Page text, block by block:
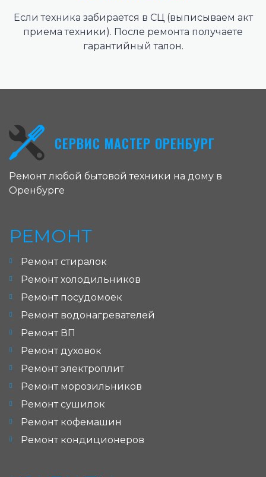
Если техника забирается в СЦ (выписываем акт
приема техники). После ремонта получаете
гарантийный талон.
СЕРВИС МАСТЕР ОРЕНБУРГ
Ремонт любой бытовой техники на дому в
Оренбурге
РЕМОНТ
Ремонт стиралок
Ремонт холодильников
Ремонт посудомоек
Ремонт водонагревателей
Ремонт ВП
Ремонт духовок
Ремонт электроплит
Ремонт морозильников
Ремонт сушилок
Ремонт кофемашин
Ремонт кондиционеров